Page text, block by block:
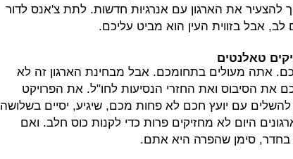
להצעיר את הארגון עם אנרגיות חדשות. לתת צ'אנס לדור
אבל בזווית העין הוא מביט עליכם.
טאלנטים
אתה מעולים בתחומכם. אבל מבחינת הארגון זה לא
את הסיבוס ואת החזרי הנסיעות לחו"ל. את הפרויקט
עם יועץ חכם לא פחות מכם, שיגיע, יסיים בשלושה
היום לא מחזיקים פרות כדי לקנות כוס חלב. ואם
סימן שהפרה היא אתם.